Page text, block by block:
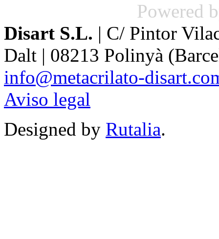
Powered
Disart S.L. | C/ Pintor
Dalt | 08213 Polinyà
info@metacrilato-
Aviso legal
Designed by Rutalia.